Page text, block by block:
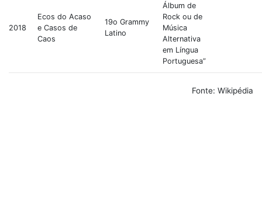
2018
Ecos do Acaso
e Casos de
Caos
19o Grammy
Latino
Álbum de
Rock ou de
Música
Alternativa
em Língua
Portuguesa”
Fonte: Wikipédia